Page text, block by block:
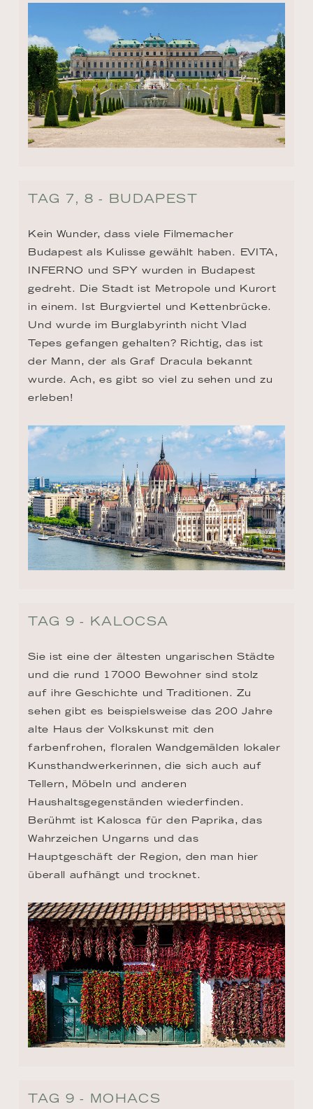
TAG 7, 8 - BUDAPEST
Kein Wunder, dass viele Filmemacher
Budapest als Kulisse gewählt haben. EVITA,
INFERNO und SPY wurden in Budapest
gedreht. Die Stadt ist Metropole und Kurort
in einem. Ist Burgviertel und Kettenbrücke.
Und wurde im Burglabyrinth nicht Vlad
Tepes gefangen gehalten? Richtig, das ist
der Mann, der als Graf Dracula bekannt
wurde. Ach, es gibt so viel zu sehen und zu
erleben!
TAG 9 - KALOCSA
Sie ist eine der ältesten ungarischen Städte
und die rund 17000 Bewohner sind stolz
auf ihre Geschichte und Traditionen. Zu
sehen gibt es beispielsweise das 200 Jahre
alte Haus der Volkskunst mit den
farbenfrohen, floralen Wandgemälden lokaler
Kunsthandwerkerinnen, die sich auch auf
Tellern, Möbeln und anderen
Haushaltsgegenständen wiederfinden.
Berühmt ist Kalosca für den Paprika, das
Wahrzeichen Ungarns und das
Hauptgeschäft der Region, den man hier
überall aufhängt und trocknet.
TAG 9 - MOHACS